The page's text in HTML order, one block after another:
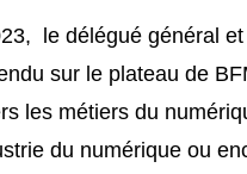
le délégué général
sur le plateau de
les métiers du
du numérique ou